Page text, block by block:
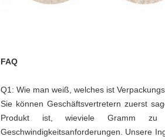
FAQ
Q1: Wie man weiß, welches ist
Sie können Geschäftsvertretern zuerst
Produkt ist, wieviele Gramm
Geschwindigkeitsanforderungen. Unsere